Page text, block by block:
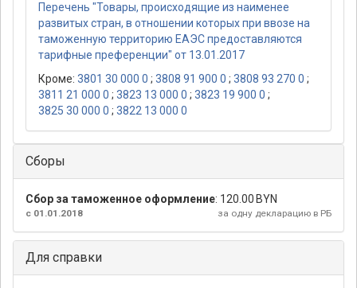
Перечень "Товары, происходящие из наименее
развитых стран, в отношении которых при ввозе на
таможенную территорию ЕАЭС предоставляются
тарифные преференции" от 13.01.2017
Кроме: 3801 30 000 0 ; 3808 91 900 0 ; 3808 93 270 0 ;
3811 21 000 0 ; 3823 13 000 0 ; 3823 19 900 0 ;
3825 30 000 0 ; 3822 13 000 0
Сборы
Сбор за таможенное оформление: 120.00 BYN
за одну декларацию в РБ
с 01.01.2018
Для справки